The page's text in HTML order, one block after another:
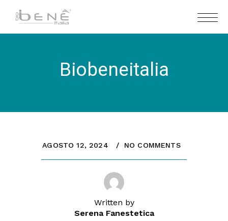
Biobeneitalia
AGOSTO 12, 2024 NO COMMENTS
Written by
Serena Fanestetica